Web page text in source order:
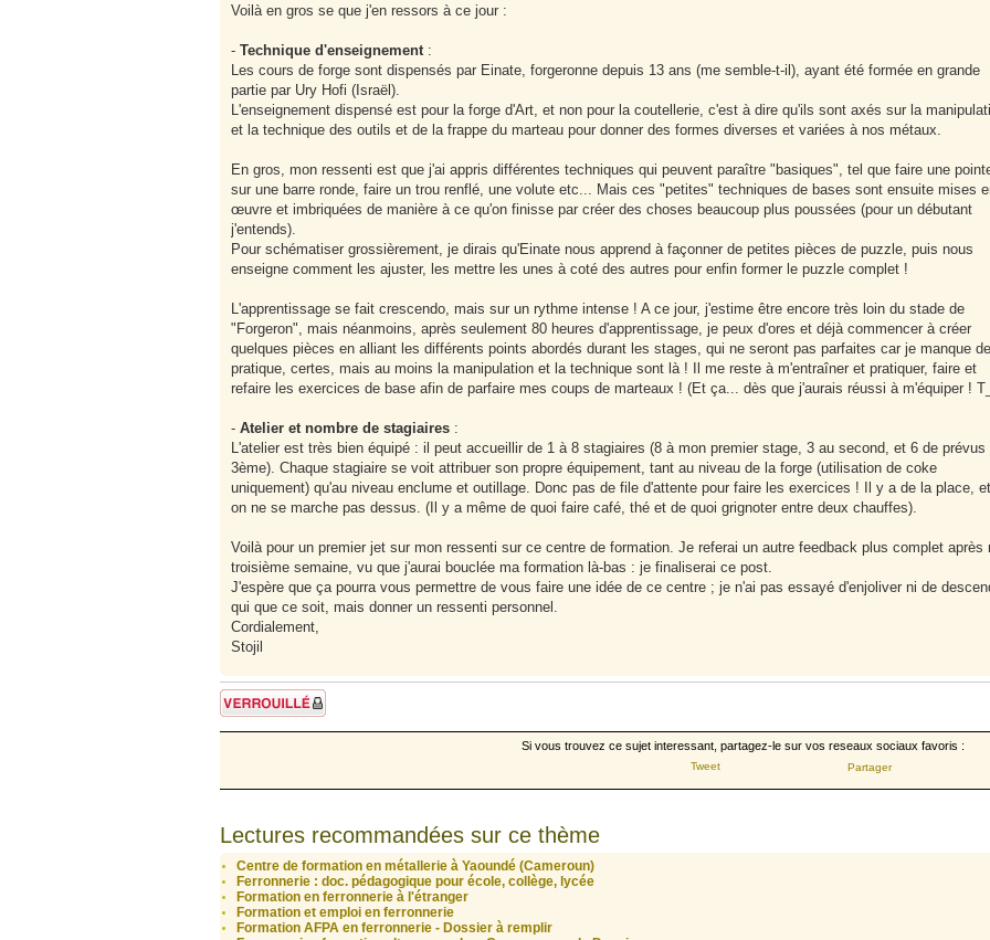
Voilà en gros se que j'en ressors à ce jour :
- Technique d'enseignement:
Les cours de forge sont dispensés par Einate, forgeronne depuis 13 ans (me semble-t-il), ayant été formée en grande
partie par Ury Hofi (Israël).
L'enseignement dispensé est pour la forge d'Art, et non pour la coutellerie, c'est à dire qu'ils sont axés sur la
et la technique des outils et de la frappe du marteau pour donner des formes diverses et variées à nos métaux.
En gros, mon ressenti est que j'ai appris différentes techniques qui peuvent paraître "basiques", tel que faire une
sur une barre ronde, faire un trou renflé, une volute etc... Mais ces "petites" techniques de bases sont ensuite mises
œuvre et imbriquées de manière à ce qu'on finisse par créer des choses beaucoup plus poussées (pour un débutant
j'entends).
Pour schématiser grossièrement, je dirais qu'Einate nous apprend à façonner de petites pièces de puzzle, puis nous
enseigne comment les ajuster, les mettre les unes à coté des autres pour enfin former le puzzle complet !
L'apprentissage se fait crescendo, mais sur un rythme intense ! A ce jour, j'estime être encore très loin du stade de
"Forgeron", mais néanmoins, après seulement 80 heures d'apprentissage, je peux d'ores et déjà commencer à créer
quelques pièces en alliant les différents points abordés durant les stages, qui ne seront pas parfaites car je manque de
pratique, certes, mais au moins la manipulation et la technique sont là ! Il me reste à m'entraîner et pratiquer, faire et
refaire les exercices de base afin de parfaire mes coups de marteaux ! (Et ça... dès que j'aurais réussi à m'équiper !
- Atelier et nombre de stagiaires:
L'atelier est très bien équipé : il peut accueillir de 1 à 8 stagiaires (8 à mon premier stage, 3 au second, et 6 de prévus
3ème). Chaque stagiaire se voit attribuer son propre équipement, tant au niveau de la forge (utilisation de coke
uniquement) qu'au niveau enclume et outillage. Donc pas de file d'attente pour faire les exercices ! Il y a de la place, et
on ne se marche pas dessus. (Il y a même de quoi faire café, thé et de quoi grignoter entre deux chauffes).
Voilà pour un premier jet sur mon ressenti sur ce centre de formation. Je referai un autre feedback plus complet après
troisième semaine, vu que j'aurai bouclée ma formation là-bas : je finaliserai ce post.
J'espère que ça pourra vous permettre de vous faire une idée de ce centre ; je n'ai pas essayé d'enjoliver ni de
qui que ce soit, mais donner un ressenti personnel.
Cordialement,
Stojil
Sujet verrouillé
Si vous trouvez ce sujet interessant, partagez-le sur vos reseaux sociaux favoris :
Tweet Partager
Lectures recommandées sur ce thème
Centre de formation en métallerie à Yaoundé (Cameroun)
Ferronnerie : doc. pédagogique pour école, collège, lycée
Formation en ferronnerie à l'étranger
Formation et emploi en ferronnerie
Formation AFPA en ferronnerie - Dossier à remplir